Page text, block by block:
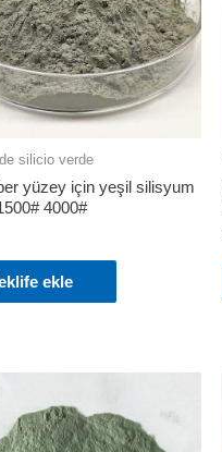
silicio verde
yüzey için yeşil silisyum
4000#
ekle